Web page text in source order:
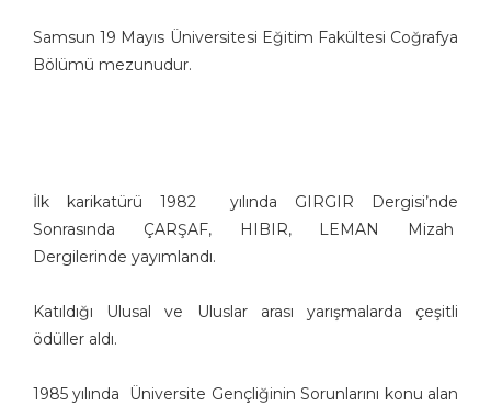
Aşkın Ayrancıoğlu
Atay SÖZER
Behiç Ak
Behiç Yalçın Ayrancıoğlu
Bilal Akay
Samsun 19 Mayıs Üniversitesi Eğitim Fakültesi Coğrafya
Bölümü mezunudur.
İlk karikatürü 1982 yılında GIRGIR Dergisi’nde
Sonrasında ÇARŞAF, HIBIR, LEMAN Mizah
Dergilerinde yayımlandı.
Katıldığı Ulusal ve Uluslar arası yarışmalarda çeşitli
ödüller aldı.
1985 yılında Üniversite Gençliğinin Sorunlarını konu alan